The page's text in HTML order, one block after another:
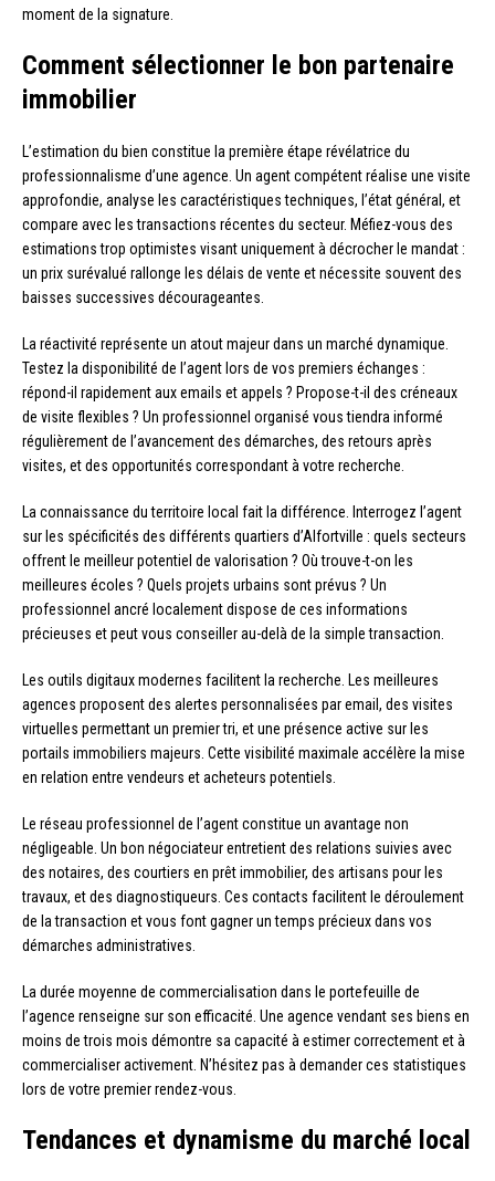
moment de la signature.
Comment sélectionner le bon partenaire
immobilier
L’estimation du bien constitue la première étape révélatrice du
professionnalisme d’une agence. Un agent compétent réalise une visite
approfondie, analyse les caractéristiques techniques, l’état général, et
compare avec les transactions récentes du secteur. Méfiez-vous des
estimations trop optimistes visant uniquement à décrocher le mandat :
un prix surévalué rallonge les délais de vente et nécessite souvent des
baisses successives décourageantes.
La réactivité représente un atout majeur dans un marché dynamique.
Testez la disponibilité de l’agent lors de vos premiers échanges :
répond-il rapidement aux emails et appels ? Propose-t-il des créneaux
de visite flexibles ? Un professionnel organisé vous tiendra informé
régulièrement de l’avancement des démarches, des retours après
visites, et des opportunités correspondant à votre recherche.
La connaissance du territoire local fait la différence. Interrogez l’agent
sur les spécificités des différents quartiers d’Alfortville : quels secteurs
offrent le meilleur potentiel de valorisation ? Où trouve-t-on les
meilleures écoles ? Quels projets urbains sont prévus ? Un
professionnel ancré localement dispose de ces informations
précieuses et peut vous conseiller au-delà de la simple transaction.
Les outils digitaux modernes facilitent la recherche. Les meilleures
agences proposent des alertes personnalisées par email, des visites
virtuelles permettant un premier tri, et une présence active sur les
portails immobiliers majeurs. Cette visibilité maximale accélère la mise
en relation entre vendeurs et acheteurs potentiels.
Le réseau professionnel de l’agent constitue un avantage non
négligeable. Un bon négociateur entretient des relations suivies avec
des notaires, des courtiers en prêt immobilier, des artisans pour les
travaux, et des diagnostiqueurs. Ces contacts facilitent le déroulement
de la transaction et vous font gagner un temps précieux dans vos
démarches administratives.
La durée moyenne de commercialisation dans le portefeuille de
l’agence renseigne sur son efficacité. Une agence vendant ses biens en
moins de trois mois démontre sa capacité à estimer correctement et à
commercialiser activement. N’hésitez pas à demander ces statistiques
lors de votre premier rendez-vous.
Tendances et dynamisme du marché local